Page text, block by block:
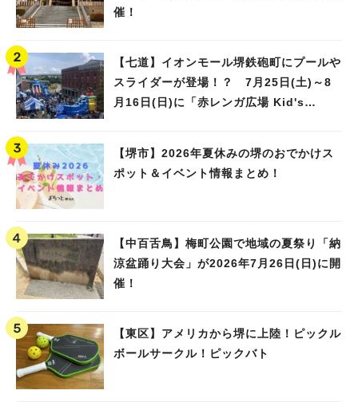
催！
【七道】イオンモール堺鉄砲町にプールや
スライダーが登場！？ 7月25日(土)～8
月16日(日)に「赤レンガ広場 Kid's
【堺市】2026年夏休みの堺のおでかけス
ポット＆イベント情報まとめ！
【中百舌鳥】梅町公園で地域の夏祭り「納
涼盆踊り大会」が2026年7月26日(日)に開
催！
【東区】アメリカから堺に上陸！ピックル
ボールサークル！ピックバト